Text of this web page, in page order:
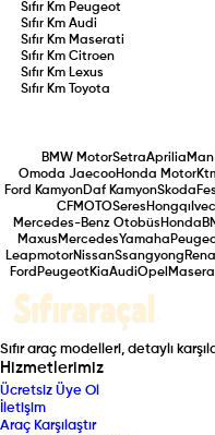
Sıfır Km Peugeot
Sıfır KmAudi
Sıfır Km Maserati
Sıfır KmCitroen
Sıfır Km Lexus
Sıfır Km
Toyota
BMW MotorSetraAprilia
Omoda JaecooHonda Motor
Ford KamyonDaf KamyonSkoda
CFMOTOSeres Hongqı
Mercedes-Benz Otobüs Honda
Maxus MercedesYamaha
LeapmotorNissanSsangyong
Ford PeugeotKiaAudiOpel
Sıfır araç modelleri, detaylı
Hizmetlerimiz
Ücretsiz Üye Ol
İletişim
Araç Karşılaştır